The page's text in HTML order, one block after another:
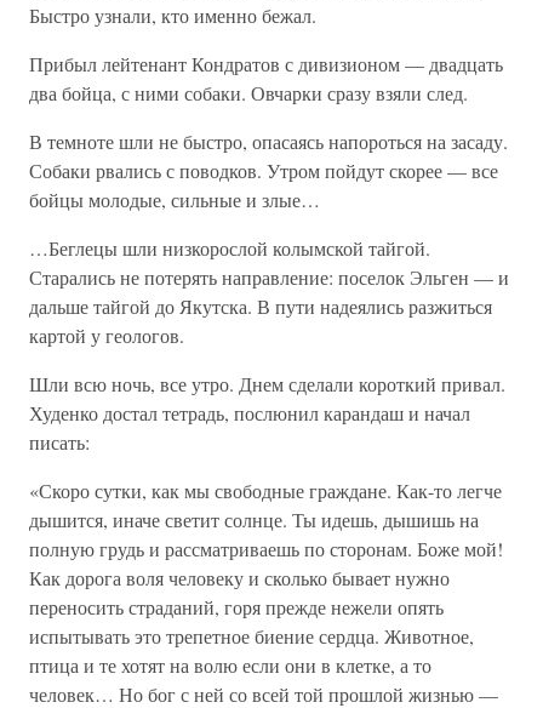
Быстро узнали, кто именно бежал.
Прибыл лейтенант Кондратов с дивизионом — двадцать
два бойца, с ними собаки. Овчарки сразу взяли след.
В темноте шли не быстро, опасаясь напороться на засаду.
Собаки рвались с поводков. Утром пойдут скорее — все
бойцы молодые, сильные и злые…
…Беглецы шли низкорослой колымской тайгой.
Старались не потерять направление: поселок Эльген — и
дальше тайгой до Якутска. В пути надеялись разжиться
картой у геологов.
Шли всю ночь, все утро. Днем сделали короткий привал.
Худенко достал тетрадь, послюнил карандаш и начал
писать:
«Скоро сутки, как мы свободные граждане. Как-то легче
дышится, иначе светит солнце. Ты идешь, дышишь на
полную грудь и рассматриваешь по сторонам. Боже мой!
Как дорога воля человеку и сколько бывает нужно
переносить страданий, горя прежде нежели опять
испытывать это трепетное биение сердца. Животное,
птица и те хотят на волю если они в клетке, а то
человек… Но бог с ней со всей той прошлой жизнью —